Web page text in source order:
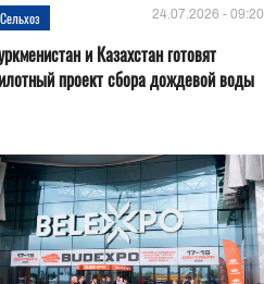
Сельхоз 24.07.2026 - 09:20
и Казахстан готовят
проект сбора дождевой воды